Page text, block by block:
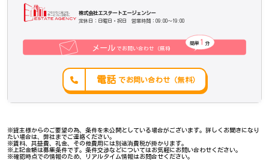
株式会社エステートエージェンシー
定休日：日曜日・祝日 営業時間：09:00～19:00
でお問い合わせ（無料）
メール
簡単 分
1
電話 でお問い合わせ（無料）
※貸主様からのご要望の為、条件を未公開としている場合がございます。詳しくお聞きになり
たい場合は、弊社までご連絡ください。
※賃料、共益費、礼金、その他費用には別途消費税が掛かります。
※上記金額は募集条件です。条件交渉などについてはお気軽にお問い合わせください。
※確認時点での情報のため、リアルタイム情報はお問合せください。